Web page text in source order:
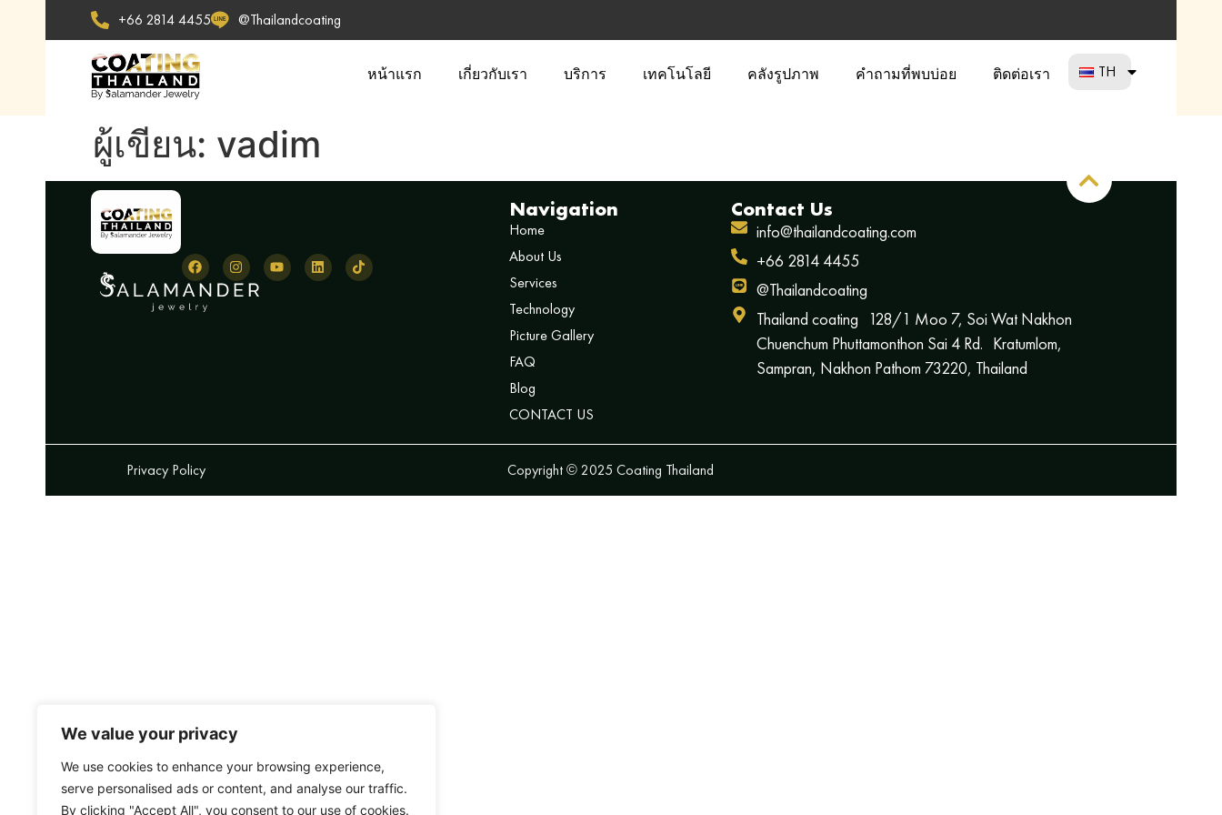
We value your privacy
We use cookies to enhance your browsing experience,
serve personalised ads or content, and analyse our traffic.
By clicking "Accept All", you consent to our use of cookies.
+66 2814 4455 @Thailandcoating
หน้าแรก เกี่ยวกับเรา บริการ เทคโนโลยี คลังรูปภาพ คำถามที่พบบ่อย ติดต่อเรา TH
ผู้เขียน: vadim
Navigation
Home
About Us
Services
Technology
Picture Gallery
FAQ
Blog
CONTACT US
Contact Us
info@thailandcoating.com
+66 2814 4455
@Thailandcoating
Thailand coating 128/1 Moo 7, Soi Wat Nakhon
Chuenchum Phuttamonthon Sai 4 Rd. Kratumlom,
Sampran, Nakhon Pathom 73220, Thailand
Privacy Policy Copyright © 2025 Coating Thailand